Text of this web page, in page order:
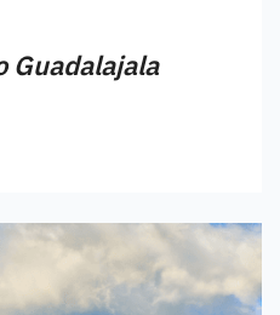
Guadalajala